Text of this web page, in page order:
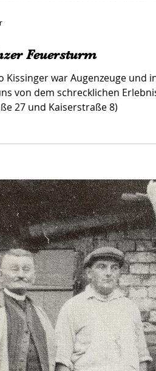
Feuersturm
Kissinger war Augenzeuge
von dem schrecklichen
27 und Kaiserstraße 8)